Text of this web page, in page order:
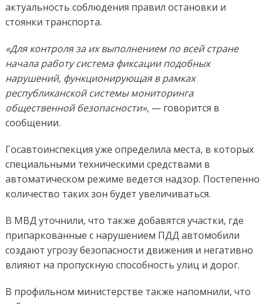
актуальность соблюдения правил остановки и
стоянки транспорта.
«Для контроля за их выполнением по всей стране
начала работу система фиксации подобных
нарушений, функционирующая в рамках
республиканской системы мониторинга
общественной безопасности», — говорится в
сообщении.
Госавтоинспекция уже определила места, в которых
специальными техническими средствами в
автоматическом режиме ведется надзор. Постепенно
количество таких зон будет увеличиваться.
В МВД уточнили, что также добавятся участки, где
припаркованные с нарушением ПДД автомобили
создают угрозу безопасности движения и негативно
влияют на пропускную способность улиц и дорог.
В профильном министерстве также напомнили, что